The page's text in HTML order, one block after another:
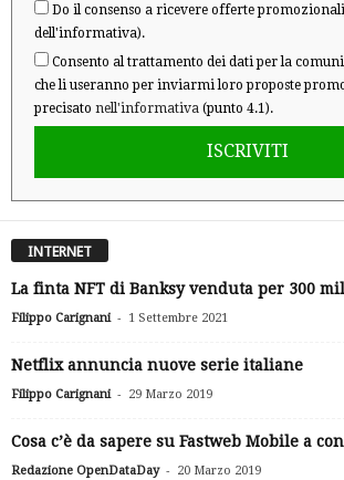
Do il consenso a ricevere offerte
dell'informativa).
Consento al trattamento dei dati per la
che li useranno per inviarmi loro proposte
precisato nell'informativa (punto 4.1).
ISCRIVITI
INTERNET
La finta NFT di Banksy venduta per 300
Filippo Carignani - 1 Settembre 2021
Netflix annuncia nuove serie italiane
Filippo Carignani - 29 Marzo 2019
Cosa c’è da sapere su Fastweb Mobile a
Redazione OpenDataDay - 20 Marzo 2019